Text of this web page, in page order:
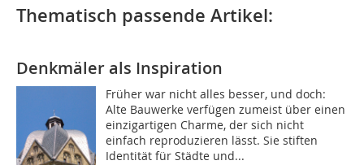
Thematisch passende Artikel:
Denkmäler als Inspiration
Früher war nicht alles besser, und doch:
Alte Bauwerke verfügen zumeist über einen
einzigartigen Charme, der sich nicht
einfach reproduzieren lässt. Sie stiften
Identität für Städte und...